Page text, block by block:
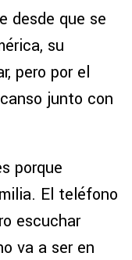
desde que se
su
pero por el
junto con
porque
El teléfono
escuchar
va a ser en